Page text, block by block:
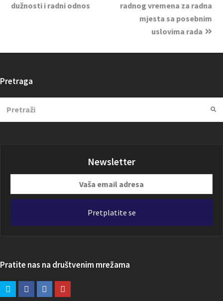
dužnosti i radni odnos
radnog vremena za radna
mjesta sa posebnim
uslovima rada
Pretraga
Newsletter
email
Pretplatite se
Pratite nas na društvenim mrežama